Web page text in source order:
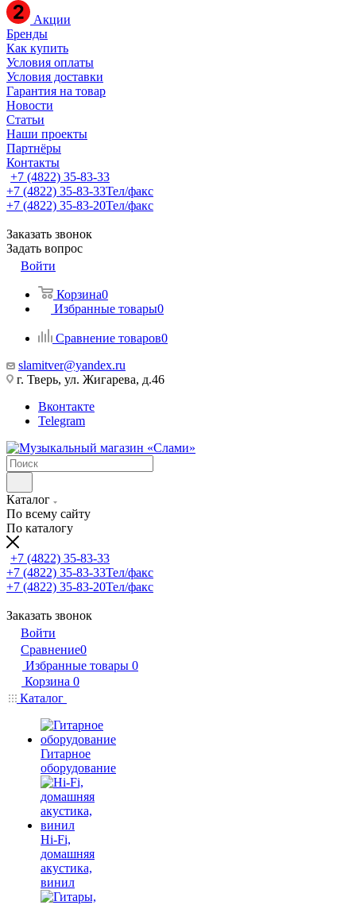
Акции
Бренды
Как купить
Условия оплаты
Условия доставки
Гарантия на товар
Новости
Статьи
Наши проекты
Партнёры
Контакты
+7 (4822) 35-83-33
+7 (4822) 35-83-33Тел/факс
+7 (4822) 35-83-20Тел/факс
Заказать звонок
Задать вопрос
Войти
Корзина0
Избранные товары0
Сравнение товаров0
slamitver@yandex.ru
г. Тверь, ул. Жигарева, д.46
Вконтакте
Telegram
Каталог
По всему сайту
По каталогу
+7 (4822) 35-83-33
+7 (4822) 35-83-33Тел/факс
+7 (4822) 35-83-20Тел/факс
Заказать звонок
Войти
Сравнение0
Избранные товары 0
Корзина 0
Каталог
Гитарное
оборудование
Hi-Fi,
домашняя
акустика,
винил